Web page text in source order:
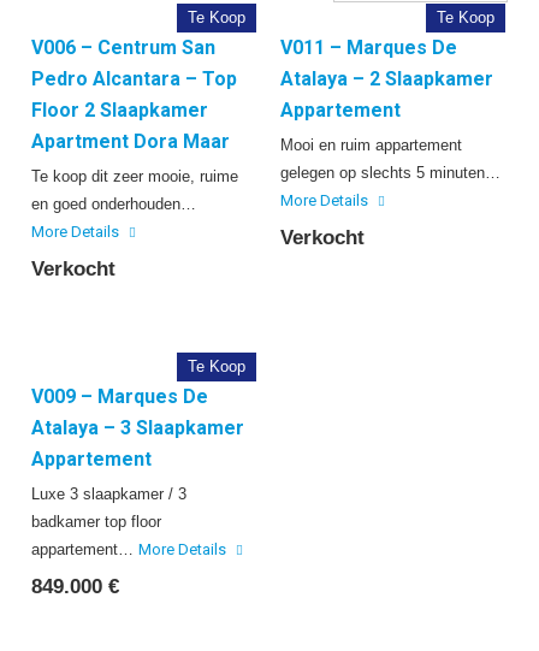
Te Koop
V006 – Centrum San
Pedro Alcantara – Top
Floor 2 Slaapkamer
Apartment Dora Maar
Te koop dit zeer mooie, ruime
en goed onderhouden…
More Details
Verkocht
Te Koop
V011 – Marques De
Atalaya – 2 Slaapkamer
Appartement
Mooi en ruim appartement
gelegen op slechts 5 minuten…
More Details
Verkocht
Te Koop
V009 – Marques De
Atalaya – 3 Slaapkamer
Appartement
Luxe 3 slaapkamer / 3
badkamer top floor
appartement… More Details
849.000 €